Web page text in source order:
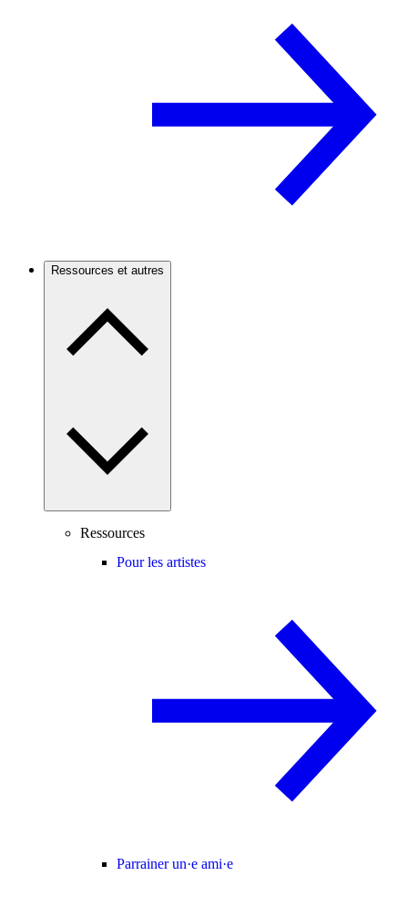
Ressources et autres
Ressources
Pour les artistes
Parrainer un·e ami·e